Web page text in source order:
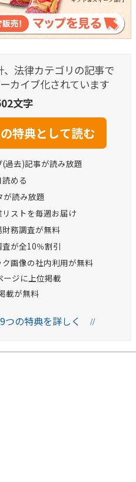
法律カテゴリの記事で
カイブ化されています
文字
過去)記事が読み放題
める
が読み放題
ストを毎週お届け
務調査が無料
が全10％割引
画像の社内利用が無料
ージに上位掲載
載が無料
の特典を詳しく //